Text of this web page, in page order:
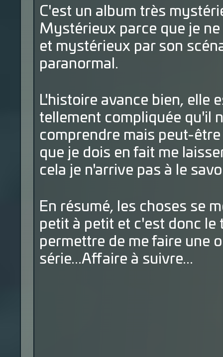
C'est un album très
Mystérieux parce que je
et mystérieux par son
paranormal.
L'histoire avance bien, elle
tellement compliquée qu'il
comprendre mais peut-
que je dois en fait me
cela je n'arrive pas à le
En résumé, les choses se
petit à petit et c'est donc le
permettre de me faire une
série...Affaire à suivre...